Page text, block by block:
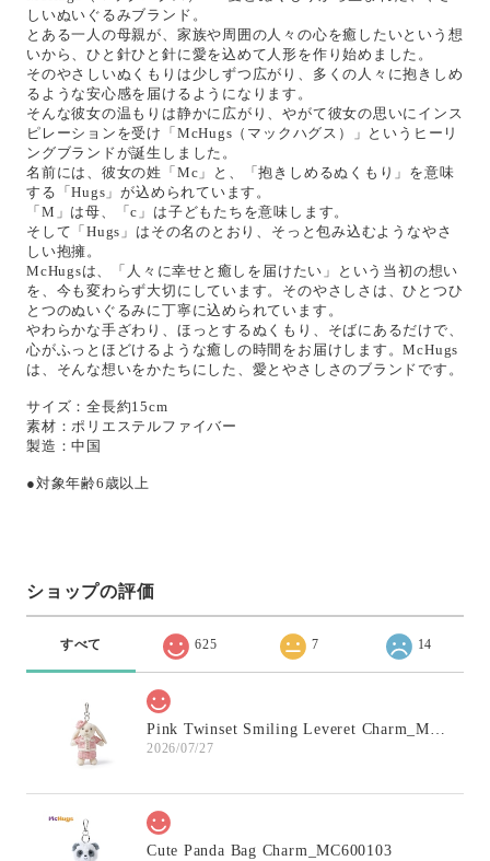
しいぬいぐるみブランド。
とある一人の母親が、家族や周囲の人々の心を癒したいという想
いから、ひと針ひと針に愛を込めて人形を作り始めました。
そのやさしいぬくもりは少しずつ広がり、多くの人々に抱きしめ
るような安心感を届けるようになります。
そんな彼女の温もりは静かに広がり、やがて彼女の思いにインス
ピレーションを受け「McHugs（マックハグス）」というヒーリ
ングブランドが誕生しました。
名前には、彼女の姓「Mc」と、「抱きしめるぬくもり」を意味
する「Hugs」が込められています。
「M」は母、「c」は子どもたちを意味します。
そして「Hugs」はその名のとおり、そっと包み込むようなやさ
しい抱擁。
McHugsは、「人々に幸せと癒しを届けたい」という当初の想い
を、今も変わらず大切にしています。そのやさしさは、ひとつひ
とつのぬいぐるみに丁寧に込められています。
やわらかな手ざわり、ほっとするぬくもり、そばにあるだけで、
心がふっとほどけるような癒しの時間をお届けします。McHugs
は、そんな想いをかたちにした、愛とやさしさのブランドです。
サイズ：全長約15cm
素材：ポリエステルファイバー
製造：中国
●対象年齢6歳以上
ショップの評価
すべて 625 7 14
Pink Twinset Smiling Leveret Charm_MC600145
2026/07/27
Cute Panda Bag Charm_MC600103